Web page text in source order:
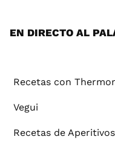
EN DIRECTO AL
Recetas con
Vegui
Recetas de Aperitivos